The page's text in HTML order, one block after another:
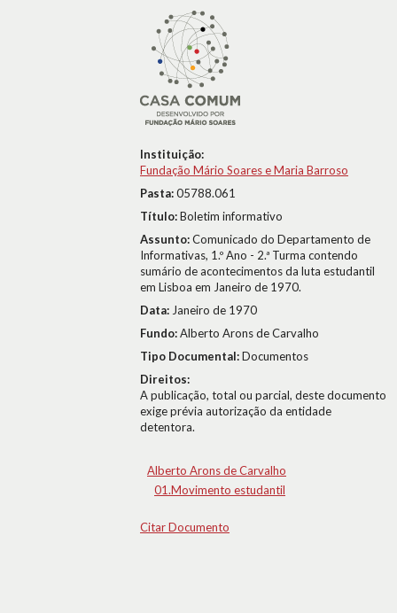
Instituição:
Fundação Mário Soares e Maria Barroso
Pasta:05788.061
Título:Boletim informativo
Assunto:Comunicado do Departamento de
Informativas, 1.º Ano - 2.ª Turma contendo
sumário de acontecimentos da luta estudantil
em Lisboa em Janeiro de 1970.
Data: Janeiro de 1970
Fundo:Alberto Arons de Carvalho
Tipo Documental:Documentos
Direitos:
A publicação, total ou parcial, deste documento
exige prévia autorização da entidade
detentora.
Alberto Arons de Carvalho
01.Movimento estudantil
Citar Documento